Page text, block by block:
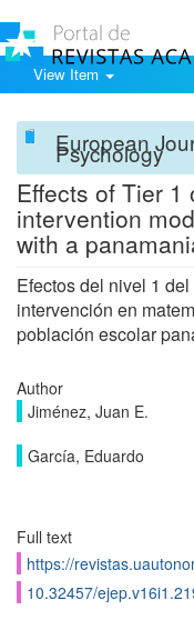
View Item
European
Psychology
Effects of Tier 1
intervention
with a
Efectos del nivel 1
intervención en
población escolar
Author
Jiménez, Juan E.
García, Eduardo
Full text
https://
10.32457/